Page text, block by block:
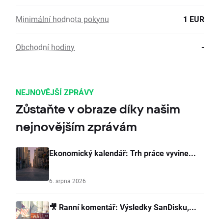
Minimální hodnota pokynu 1 EUR
Obchodní hodiny -
NEJNOVĚJŠÍ ZPRÁVY
Zůstaňte v obraze díky našim
nejnovějším zprávám
Ekonomický kalendář: Trh práce vyvine...
6. srpna 2026
🎥 Ranní komentář: Výsledky SanDisku,...